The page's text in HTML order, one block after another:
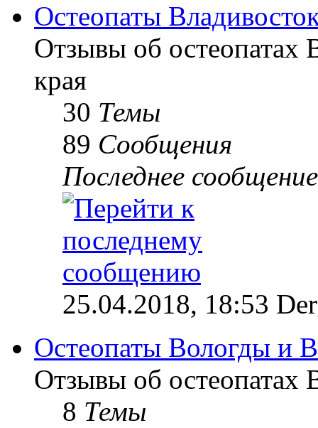
Остеопаты
Отзывы об остеопатах
края
30 Темы
89 Сообщения
Последнее сообщение
25.04.2018, 18:53
Остеопаты Вологды и
Отзывы об остеопатах
8 Темы